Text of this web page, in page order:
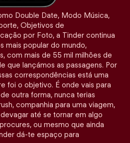
Double Date, Modo Música,
Objetivos de
por Foto, a Tinder continua
mais popular do mundo,
com mais de 55 mil milhões de
que lançámos as passagens. Por
correspondências está uma
foi o objetivo. É onde vais para
outra forma, nunca terias
companhia para uma viagem,
até se tornar em algo
ou mesmo que ainda
dá-te espaço para